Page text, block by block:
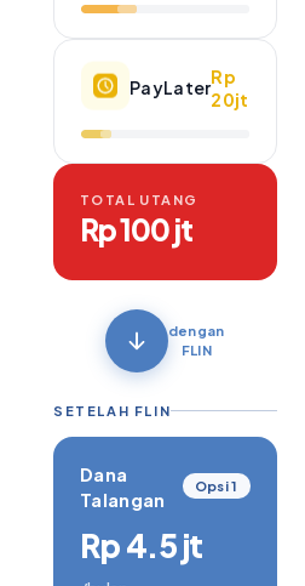
PayLater
Rp
20jt
TOTAL UTANG
Rp 100 jt
dengan
FLIN
SETELAH FLIN
Dana
Talangan
Opsi 1
Rp 4.5 jt